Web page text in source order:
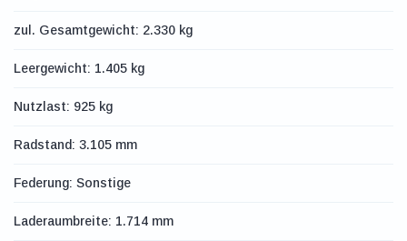
zul. Gesamtgewicht: 2.330 kg
Leergewicht: 1.405 kg
Nutzlast: 925 kg
Radstand: 3.105 mm
Federung: Sonstige
Laderaumbreite: 1.714 mm